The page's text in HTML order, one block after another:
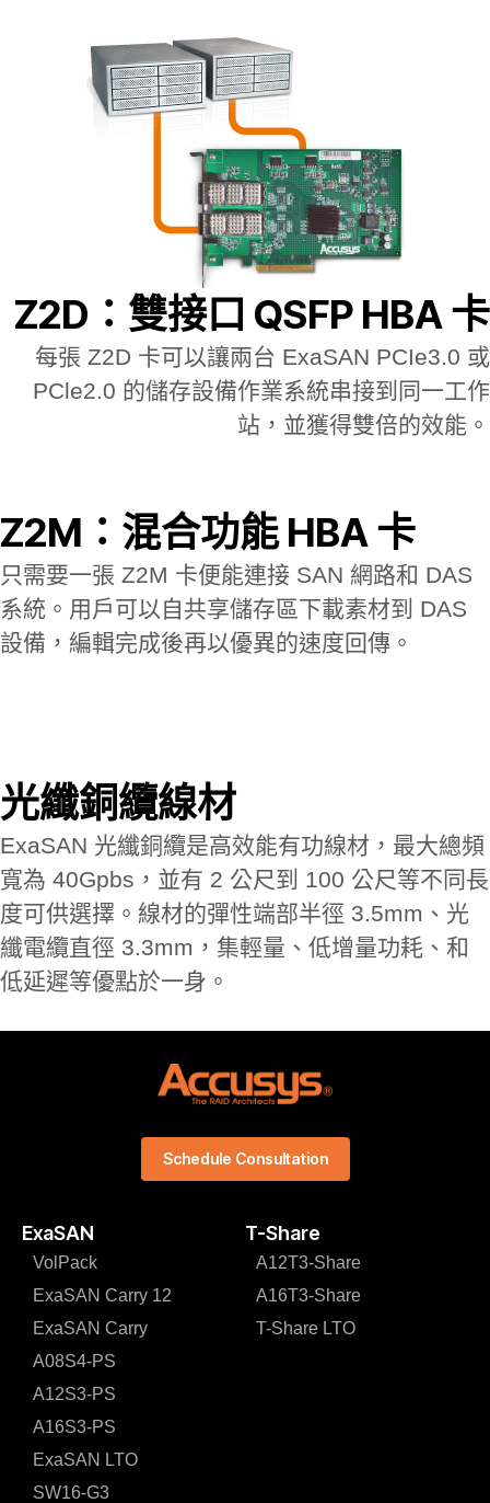
Z2D：雙接口 QSFP HBA 卡
每張 Z2D 卡可以讓兩台 ExaSAN PCIe3.0 或
PCle2.0 的儲存設備作業系統串接到同一工作
站，並獲得雙倍的效能。
Z2M：混合功能 HBA 卡
只需要一張 Z2M 卡便能連接 SAN 網路和 DAS
系統。用戶可以自共享儲存區下載素材到 DAS
設備，編輯完成後再以優異的速度回傳。
光纖銅纜線材
ExaSAN 光纖銅纜是高效能有功線材，最大總頻
寬為 40Gpbs，並有 2 公尺到 100 公尺等不同長
度可供選擇。線材的彈性端部半徑 3.5mm、光
纖電纜直徑 3.3mm，集輕量、低增量功耗、和
低延遲等優點於一身。
ExaSAN T-Share
VolPack
ExaSAN Carry 12
ExaSAN Carry
A08S4-PS
A12S3-PS
A16S3-PS
ExaSAN LTO
SW16-G3
A12T3-Share
A16T3-Share
T-Share LTO
Schedule Consultation